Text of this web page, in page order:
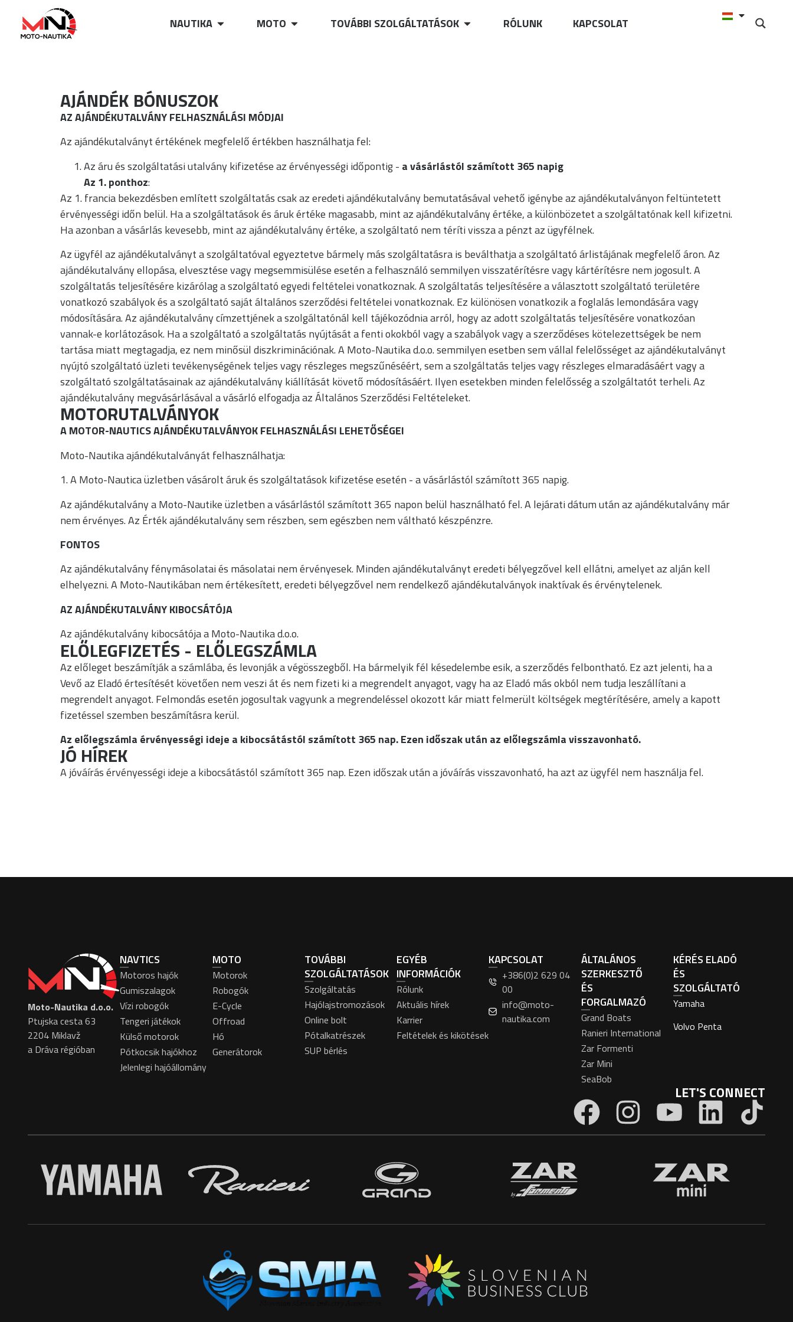
NAUTIKA MOTO TOVÁBBI SZOLGÁLTATÁSOK RÓLUNK KAPCSOLAT
AJÁNDÉK BÓNUSZOK
AZ AJÁNDÉKUTALVÁNY FELHASZNÁLÁSI MÓDJAI
Az ajándékutalványt értékének megfelelő értékben használhatja fel:
Az áru és szolgáltatási utalvány kifizetése az érvényességi időpontig - a vásárlástól számított 365 napig
Az 1. ponthoz:
Az 1. francia bekezdésben említett szolgáltatás csak az eredeti ajándékutalvány bemutatásával vehető igénybe az ajándékutalványon feltüntetett
érvényességi időn belül. Ha a szolgáltatások és áruk értéke magasabb, mint az ajándékutalvány értéke, a különbözetet a szolgáltatónak kell kifizetni.
Ha azonban a vásárlás kevesebb, mint az ajándékutalvány értéke, a szolgáltató nem téríti vissza a pénzt az ügyfélnek.
Az ügyfél az ajándékutalványt a szolgáltatóval egyeztetve bármely más szolgáltatásra is beválthatja a szolgáltató árlistájának megfelelő áron. Az
ajándékutalvány ellopása, elvesztése vagy megsemmisülése esetén a felhasználó semmilyen visszatérítésre vagy kártérítésre nem jogosult. A
szolgáltatás teljesítésére kizárólag a szolgáltató egyedi feltételei vonatkoznak. A szolgáltatás teljesítésére a választott szolgáltató területére
vonatkozó szabályok és a szolgáltató saját általános szerződési feltételei vonatkoznak. Ez különösen vonatkozik a foglalás lemondására vagy
módosítására. Az ajándékutalvány címzettjének a szolgáltatónál kell tájékozódnia arról, hogy az adott szolgáltatás teljesítésére vonatkozóan
vannak-e korlátozások. Ha a szolgáltató a szolgáltatás nyújtását a fenti okokból vagy a szabályok vagy a szerződéses kötelezettségek be nem
tartása miatt megtagadja, ez nem minősül diszkriminációnak. A Moto-Nautika d.o.o. semmilyen esetben sem vállal felelősséget az ajándékutalványt
nyújtó szolgáltató üzleti tevékenységének teljes vagy részleges megszűnéséért, sem a szolgáltatás teljes vagy részleges elmaradásáért vagy a
szolgáltató szolgáltatásainak az ajándékutalvány kiállítását követő módosításáért. Ilyen esetekben minden felelősség a szolgáltatót terheli. Az
ajándékutalvány megvásárlásával a vásárló elfogadja az Általános Szerződési Feltételeket.
MOTORUTALVÁNYOK
A MOTOR-NAUTICS AJÁNDÉKUTALVÁNYOK FELHASZNÁLÁSI LEHETŐSÉGEI
Moto-Nautika ajándékutalványát felhasználhatja:
1. A Moto-Nautica üzletben vásárolt áruk és szolgáltatások kifizetése esetén - a vásárlástól számított 365 napig.
Az ajándékutalvány a Moto-Nautike üzletben a vásárlástól számított 365 napon belül használható fel. A lejárati dátum után az ajándékutalvány már
nem érvényes. Az Érték ajándékutalvány sem részben, sem egészben nem váltható készpénzre.
FONTOS
Az ajándékutalvány fénymásolatai és másolatai nem érvényesek. Minden ajándékutalványt eredeti bélyegzővel kell ellátni, amelyet az alján kell
elhelyezni. A Moto-Nautikában nem értékesített, eredeti bélyegzővel nem rendelkező ajándékutalványok inaktívak és érvénytelenek.
AZ AJÁNDÉKUTALVÁNY KIBOCSÁTÓJA
Az ajándékutalvány kibocsátója a Moto-Nautika d.o.o.
ELŐLEGFIZETÉS - ELŐLEGSZÁMLA
Az előleget beszámítják a számlába, és levonják a végösszegből. Ha bármelyik fél késedelembe esik, a szerződés felbontható. Ez azt jelenti, ha a
Vevő az Eladó értesítését követően nem veszi át és nem fizeti ki a megrendelt anyagot, vagy ha az Eladó más okból nem tudja leszállítani a
megrendelt anyagot. Felmondás esetén jogosultak vagyunk a megrendeléssel okozott kár miatt felmerült költségek megtérítésére, amely a kapott
fizetéssel szemben beszámításra kerül.
Az előlegszámla érvényességi ideje a kibocsátástól számított 365 nap. Ezen időszak után az előlegszámla visszavonható.
JÓ HÍREK
A jóváírás érvényességi ideje a kibocsátástól számított 365 nap. Ezen időszak után a jóváírás visszavonható, ha azt az ügyfél nem használja fel.
Moto-Nautika d.o.o.
Ptujska cesta 63
2204 Miklavž
a Dráva régióban
NAVTICS
Motoros hajók
Gumiszalagok
Vízi robogók
Tengeri játékok
Külső motorok
Pótkocsik hajókhoz
Jelenlegi hajóállomány
MOTO
Motorok
Robogók
E-Cycle
Offroad
Hó
Generátorok
TOVÁBBI
SZOLGÁLTATÁSOK
Szolgáltatás
Hajólajstromozások
Online bolt
Pótalkatrészek
SUP bérlés
EGYÉB
INFORMÁCIÓK
Rólunk
Aktuális hírek
Karrier
Feltételek és kikötések
KAPCSOLAT
+386(0)2 629 04
00
info@moto-
nautika.com
ÁLTALÁNOS
SZERKESZTŐ
ÉS
FORGALMAZÓ
Grand Boats
Ranieri International
Zar Formenti
Zar Mini
SeaBob
KÉRÉS ELADÓ
ÉS
SZOLGÁLTATÓ
Yamaha
Volvo Penta
LET'S CONNECT